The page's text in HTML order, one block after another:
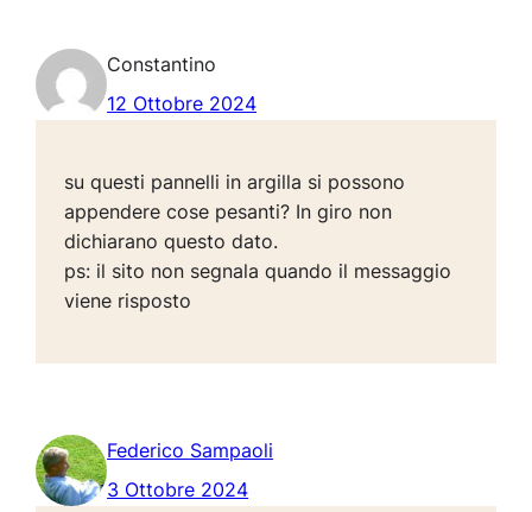
Constantino
12 Ottobre 2024
su questi pannelli in argilla si possono
appendere cose pesanti? In giro non
dichiarano questo dato.
ps: il sito non segnala quando il messaggio
viene risposto
Federico Sampaoli
3 Ottobre 2024